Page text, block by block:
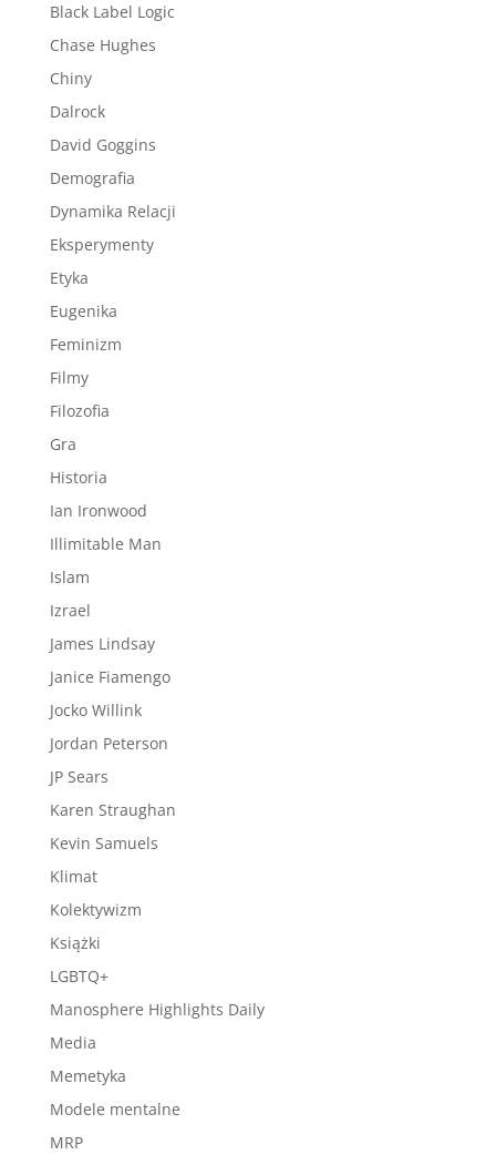
Black Label Logic
Chase Hughes
Chiny
Dalrock
David Goggins
Demografia
Dynamika Relacji
Eksperymenty
Etyka
Eugenika
Feminizm
Filmy
Filozofia
Gra
Historia
Ian Ironwood
Illimitable Man
Islam
Izrael
James Lindsay
Janice Fiamengo
Jocko Willink
Jordan Peterson
JP Sears
Karen Straughan
Kevin Samuels
Klimat
Kolektywizm
Książki
LGBTQ+
Manosphere Highlights Daily
Media
Memetyka
Modele mentalne
MRP